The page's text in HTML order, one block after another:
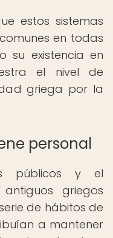
estos sistemas
en todas
su existencia en
el nivel de
griega por la
personal
públicos y el
griegos
de hábitos de
a mantener